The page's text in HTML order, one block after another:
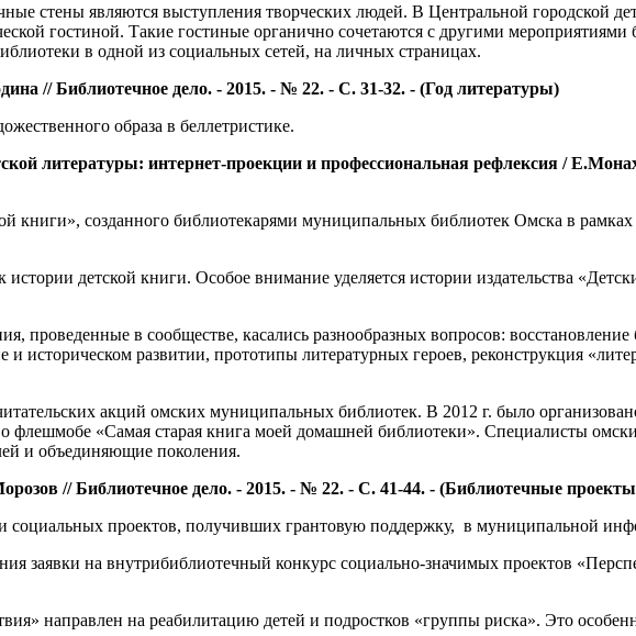
стены являются выступления творческих людей. В Центральной городской
гостиной. Такие гостиные органично сочетаются с другими
в одной из социальных сетей, на личных страницах.
// Библиотечное дело. - 2015. - № 22. - С. 31-32. - (Год литературы)
образа в беллетристике.
литературы: интернет-проекции и профессиональная рефлексия /
книги», созданного библиотекарями муниципальных библиотек Омска в
истории детской книги. Особое внимание уделяется истории издательства
проведенные в сообществе, касались разнообразных вопросов:
историческом развитии, прототипы литературных героев, реконструкция
акций омских муниципальных библиотек. В 2012 г. было
флешмобе «Самая старая книга моей домашней библиотеки». Специалисты
и объединяющие поколения.
// Библиотечное дело. - 2015. - № 22. - С. 41-44. - (Библиотечные
социальных проектов, получивших грантовую поддержку, в муниципальной
заявки на внутрибиблиотечный конкурс социально-значимых проектов
направлен на реабилитацию детей и подростков «группы риска». Это